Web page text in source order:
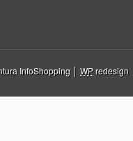
InfoShopping │ WPredesign